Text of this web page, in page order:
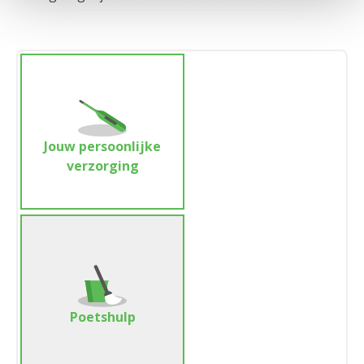
Jouw persoonlijke
verzorging
Poetshulp